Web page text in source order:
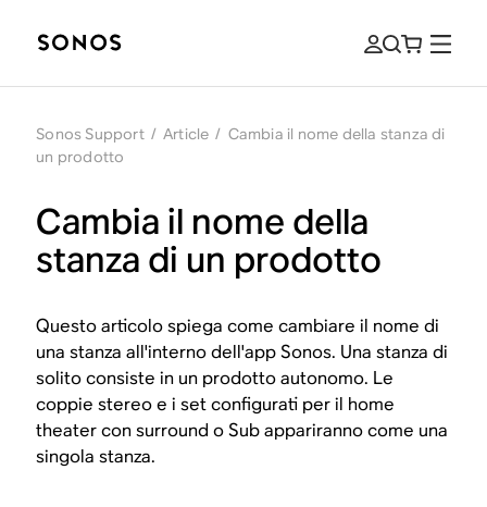
Sonos Support / Article / Cambia il nome della stanza di
un prodotto
Cambia il nome della
stanza di un prodotto
Questo articolo spiega come cambiare il nome di
una stanza all'interno dell'app Sonos. Una stanza di
solito consiste in un prodotto autonomo. Le
coppie stereo e i set configurati per il home
theater con surround o Sub appariranno come una
singola stanza.